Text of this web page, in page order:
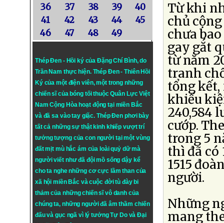
36
37 38 39
40
41
42 43 44
45
46
47 48 49
Thép Đen - Hồi ký của Đặng Chí Bình, do
Trần Nam thực hiện. Thép Đen- Thiên Hồi
Ký của một điện viên, một trong những
chiến sĩ của bóng tối thuộc Quân Lực Việt
Nam Cộng Hòa hoạt động tại miền Bắc
và đã sa vào tay giặc. Thép Đen phơi bày
tất cả những sự thật kinh khiếp vượt trí
tưởng tượng của con người tại một vùng
đất mịt mù hắc ám của loài quỷ dữ mà
người viết như đã đội mồ sống dậy kể
cho ta nghe những cơ cực lầm than của
xã hội miền Bắc và cuộc đời tù đày bi
thảm của những chiến sĩ vô danh của
chúng ta, những người đã âm thầm chiến
đấu và gục ngã vì lý tưởngTự DovàĐại
Từ khi
chủ
chưa
gay gắt
từ năm
tranh
tổng kết,
khiếu
240,584
cướp.
trong 5
thì đã có
1515
người.
Những
mang